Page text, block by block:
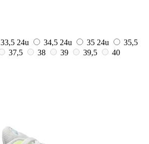
33,5 24u 34,5 24u 35 24u
35,5
37,5 38 39 39,5
40